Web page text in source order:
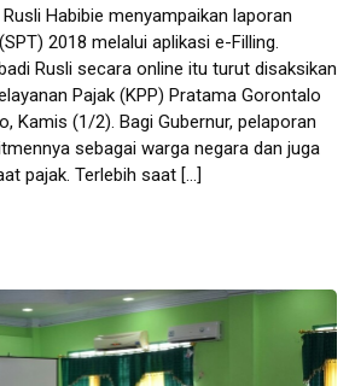
Habibie menyampaikan laporan
2018 melalui aplikasi e-Filling.
Rusli secara online itu turut disaksikan
Pajak (KPP) Pratama Gorontalo
Kamis (1/2). Bagi Gubernur, pelaporan
sebagai warga negara dan juga
pajak. Terlebih saat […]